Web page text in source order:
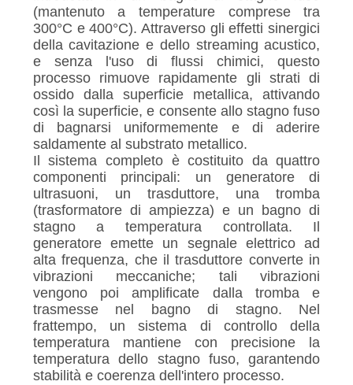
(mantenuto a temperature comprese tra
300°C e 400°C). Attraverso gli effetti sinergici
della cavitazione e dello streaming acustico,
e senza l'uso di flussi chimici, questo
processo rimuove rapidamente gli strati di
ossido dalla superficie metallica, attivando
così la superficie, e consente allo stagno fuso
di bagnarsi uniformemente e di aderire
saldamente al substrato metallico.
Il sistema completo è costituito da quattro
componenti principali: un generatore di
ultrasuoni, un trasduttore, una tromba
(trasformatore di ampiezza) e un bagno di
stagno a temperatura controllata. Il
generatore emette un segnale elettrico ad
alta frequenza, che il trasduttore converte in
vibrazioni meccaniche; tali vibrazioni
vengono poi amplificate dalla tromba e
trasmesse nel bagno di stagno. Nel
frattempo, un sistema di controllo della
temperatura mantiene con precisione la
temperatura dello stagno fuso, garantendo
stabilità e coerenza dell'intero processo.